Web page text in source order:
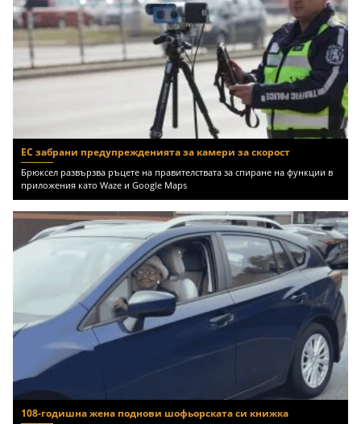
ЕС забрани предупрежденията за камери за скорост
Брюксел развързва ръцете на правителствата за спиране на функции в
приложения като Waze и Google Maps
108-годишна жена поднови шофьорската си книжка